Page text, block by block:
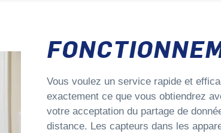
Vous voulez un service rapide et
exactement ce que vous obtiendrez
votre acceptation du partage de
distance. Les capteurs dans les